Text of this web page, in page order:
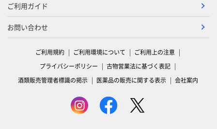
ご利用ガイド
お問い合わせ
ご利用規約 ご利用環境について
ご利用上の注意
プライバシーポリシー
古物営業法に基づく表記
酒類販売管理者標識の掲示
医薬品の販売に関する表示 会社案内